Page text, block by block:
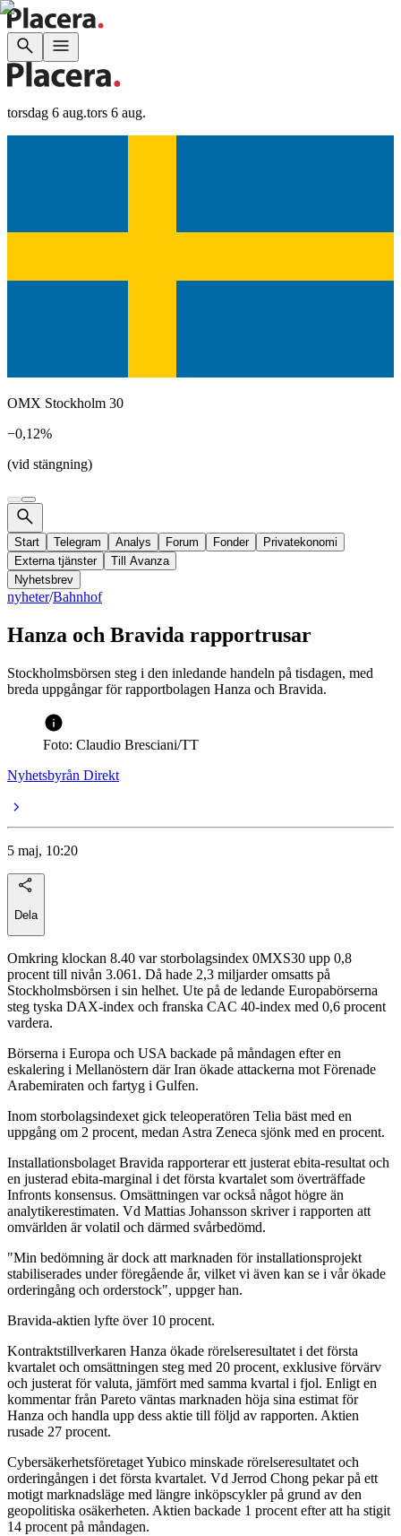
torsdag 6 aug.tors 6 aug.
OMX Stockholm 30
−0,12%
(vid stängning)
Start Telegram Analys Forum Fonder
Privatekonomi
Externa tjänster
Till Avanza
Nyhetsbrev
nyheter/Bahnhof
Hanza och Bravida rapportrusar
Stockholmsbörsen steg i den inledande handeln på tisdagen, med
breda uppgångar för rapportbolagen Hanza och Bravida.
Foto: Claudio Bresciani/TT
Nyhetsbyrån Direkt
5 maj, 10:20
Dela
Omkring klockan 8.40 var storbolagsindex 0MXS30 upp 0,8
procent till nivån 3.061. Då hade 2,3 miljarder omsatts på
Stockholmsbörsen i sin helhet. Ute på de ledande Europabörserna
steg tyska DAX-index och franska CAC 40-index med 0,6 procent
vardera.
Börserna i Europa och USA backade på måndagen efter en
eskalering i Mellanöstern där Iran ökade attackerna mot Förenade
Arabemiraten och fartyg i Gulfen.
Inom storbolagsindexet gick teleoperatören Telia bäst med en
uppgång om 2 procent, medan Astra Zeneca sjönk med en procent.
Installationsbolaget Bravida rapporterar ett justerat ebita-resultat och
en justerad ebita-marginal i det första kvartalet som överträffade
Infronts konsensus. Omsättningen var också något högre än
analytikerestimaten. Vd Mattias Johansson skriver i rapporten att
omvärlden är volatil och därmed svårbedömd.
"Min bedömning är dock att marknaden för installationsprojekt
stabiliserades under föregående år, vilket vi även kan se i vår ökade
orderingång och orderstock", uppger han.
Bravida-aktien lyfte över 10 procent.
Kontraktstillverkaren Hanza ökade rörelseresultatet i det första
kvartalet och omsättningen steg med 20 procent, exklusive förvärv
och justerat för valuta, jämfört med samma kvartal i fjol. Enligt en
kommentar från Pareto väntas marknaden höja sina estimat för
Hanza och handla upp dess aktie till följd av rapporten. Aktien
rusade 27 procent.
Cybersäkerhetsföretaget Yubico minskade rörelseresultatet och
orderingången i det första kvartalet. Vd Jerrod Chong pekar på ett
motigt marknadsläge med längre inköpscykler på grund av den
geopolitiska osäkerheten. Aktien backade 1 procent efter att ha stigit
14 procent på måndagen.